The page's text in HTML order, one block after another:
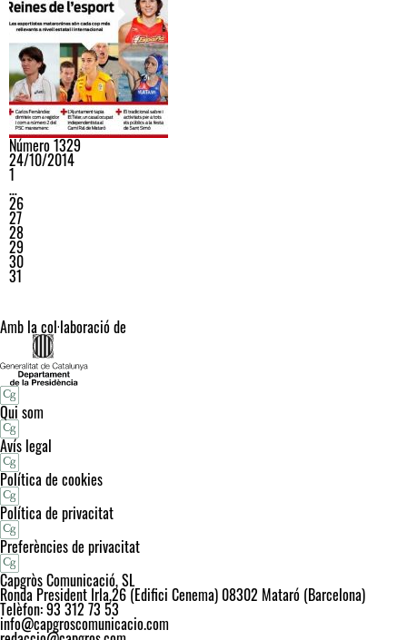
Número 1329
24/10/2014
1
…
26
27
28
29
30
31
Amb la col·laboració de
Qui som
Avís legal
Política de cookies
Política de privacitat
Preferències de privacitat
Capgròs Comunicació, SL
Ronda President Irla,26 (Edifici Cenema) 08302 Mataró (Barcelona)
Telèfon: 93 312 73 53
info@capgroscomunicacio.com